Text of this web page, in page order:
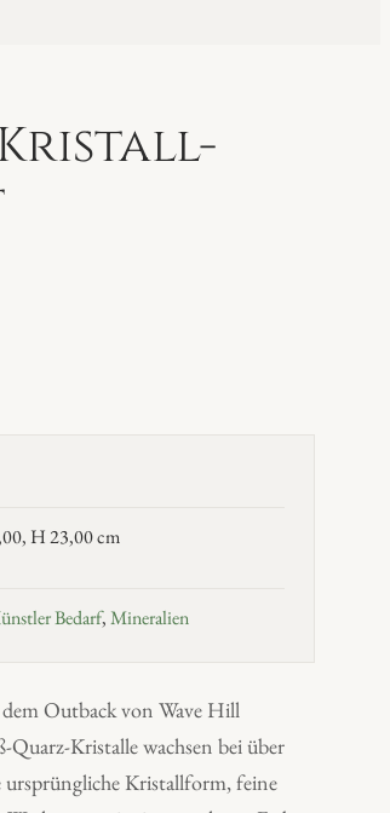
H 23,00 cm
Bedarf,Mineralien
Outback von Wave Hill
Kristalle wachsen bei über
Kristallform, feine